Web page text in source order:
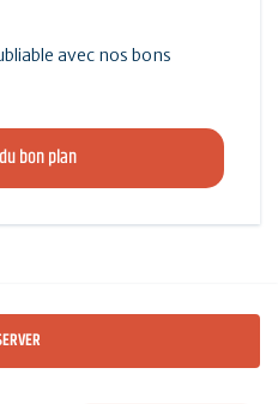
avec nos bons
bon plan